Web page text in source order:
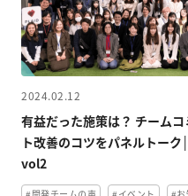
2024.02.12
有益だった施策は？ チーム
ト改善のコツをパネルトー
vol2